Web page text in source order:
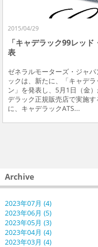
2015/04/29
「キャデラック99レッ
表
ゼネラルモーターズ・ジャ
ックは、新たに、「キャデ
ン」を発表し、5月1日（金
デラック正規販売店で実施
に、キャデラックATS...
Archive
2023年07月 (4)
2023年06月 (5)
2023年05月 (3)
2023年04月 (4)
2023年03月 (4)